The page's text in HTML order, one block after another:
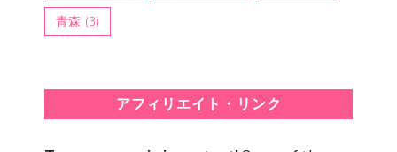
青森 (3)
アフィリエイト・リンク